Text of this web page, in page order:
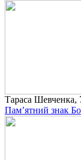
Тараса Шевченка,
Пам’ятний знак